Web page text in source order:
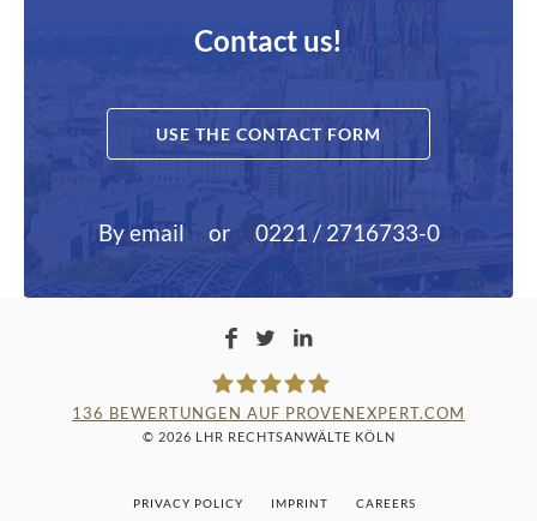
Contact us!
USE THE CONTACT FORM
By email or 0221 / 2716733-0
136 BEWERTUNGEN AUF PROVENEXPERT.COM
© 2026 LHR RECHTSANWÄLTE KÖLN
PRIVACY POLICY IMPRINT CAREERS